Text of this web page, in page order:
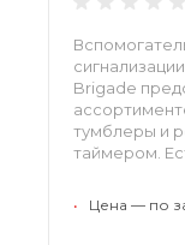
Brigade
тумблеры и
таймером.
стойкостью
• Цена — по